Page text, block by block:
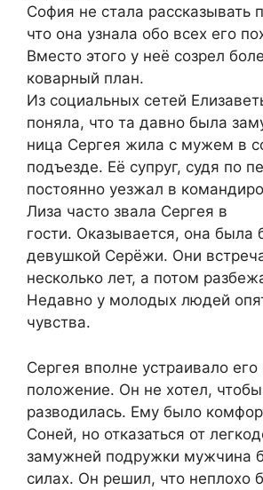
София не стала рассказывать
что она узнала обо всех его
Вместо этого у неё созрел
коварный план.
Из социальных сетей
поняла, что та давно была
ница Сергея жила с мужем в
подъезде. Её супруг, судя по
постоянно уезжал в
Лиза часто звала Сергея в
гости. Оказывается, она была
девушкой Серёжи. Они
несколько лет, а потом
Недавно у молодых людей
чувства.
Сергея вполне устраивало его
положение. Он не хотел,
разводилась. Ему было
Соней, но отказаться от
замужней подружки мужчина
силах. Он решил, что неплохо